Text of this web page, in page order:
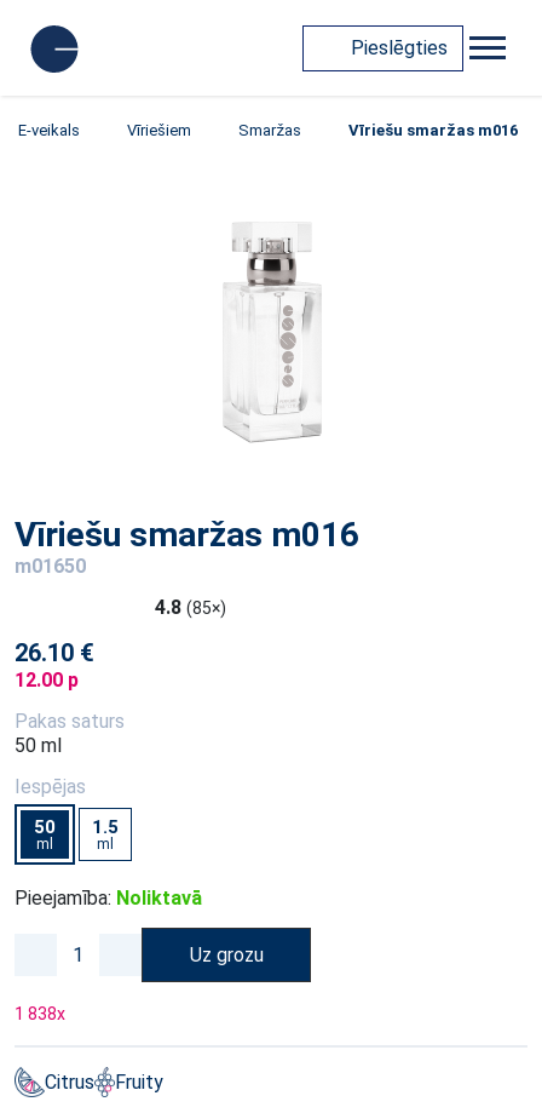
Pieslēgties
E-veikals Vīriešiem Smaržas Vīriešu smaržas m016
Vīriešu smaržas m016
m01650
4.8 (85×)
26.10 €
12.00 p
Pakas saturs
50 ml
Iespējas
50
ml
1.5
ml
Pieejamība: Noliktavā
Uz grozu
1 838x
Citrus Fruity